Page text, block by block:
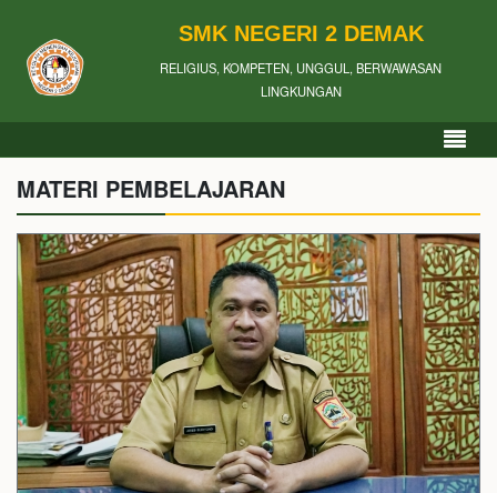
SMK NEGERI 2 DEMAK
RELIGIUS, KOMPETEN, UNGGUL, BERWAWASAN
LINGKUNGAN
MATERI PEMBELAJARAN